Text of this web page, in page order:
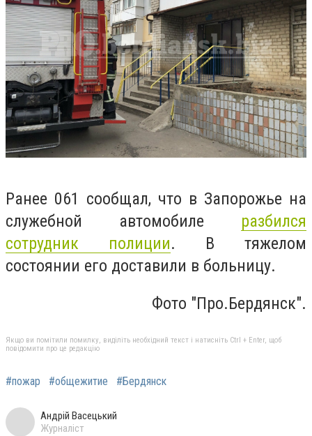
Ранее 061 сообщал, что в Запорожье на
служебной автомобиле разбился
сотрудник полиции. В тяжелом
состоянии его доставили в больницу.
Фото "Про.Бердянск".
Якщо ви помітили помилку, виділіть необхідний текст і натисніть Ctrl + Enter, щоб
повідомити про це редакцію
#пожар #общежитие #Бердянск
Андрій Васецький
Журналіст